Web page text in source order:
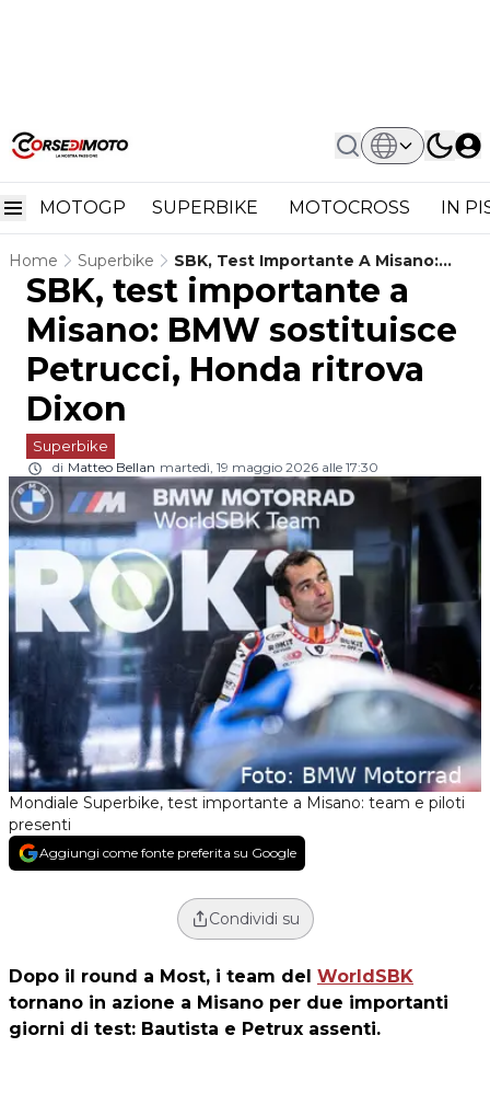
MOTOGP SUPERBIKE MOTOCROSS IN
Home Superbike
SBK, Test Importante A Misano:
BMW Sostituisce Petrucci, Honda
Ritrova Dixon
SBK, test importante a
Misano: BMW sostituisce
Petrucci, Honda ritrova
Dixon
Superbike
di Matteo Bellan martedì, 19 maggio 2026 alle 17:30
Mondiale Superbike, test importante a Misano: team e piloti
presenti
Aggiungi come fonte preferita su Google
Condividi su
Dopo il round a Most, i team del WorldSBK
tornano in azione a Misano per due importanti
giorni di test: Bautista e Petrux assenti.